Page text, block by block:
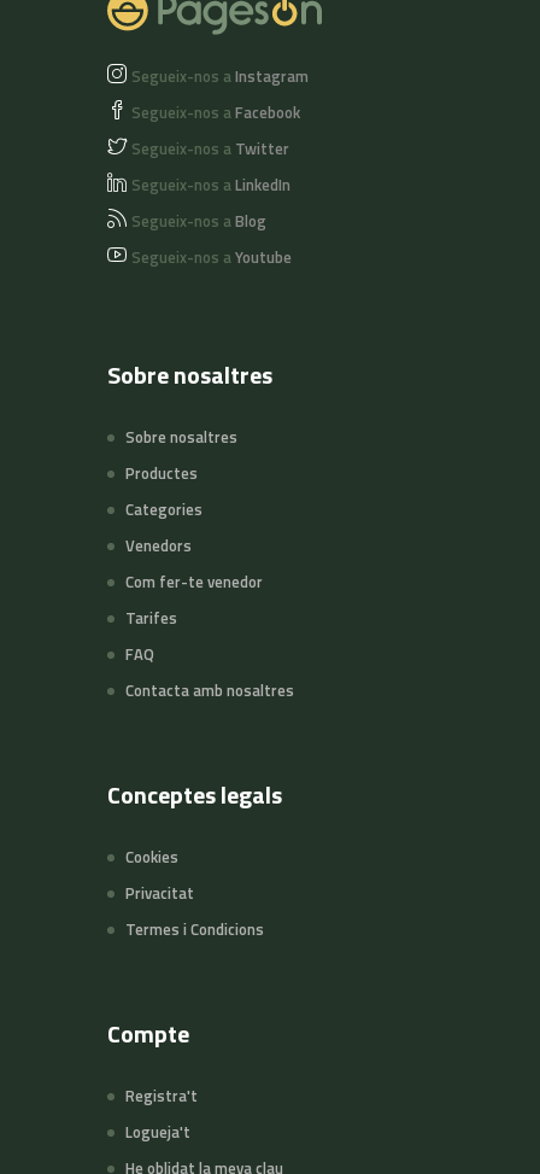
Segueix-nos aInstagram
Segueix-nos aFacebook
Segueix-nos a Twitter
Segueix-nos aLinkedIn
Segueix-nos aBlog
Segueix-nos aYoutube
Sobre nosaltres
Sobre nosaltres
Productes
Categories
Venedors
Com fer-te venedor
Tarifes
FAQ
Contacta amb nosaltres
Conceptes legals
Cookies
Privacitat
Termes i Condicions
Compte
Registra't
Logueja't
He oblidat la meva clau